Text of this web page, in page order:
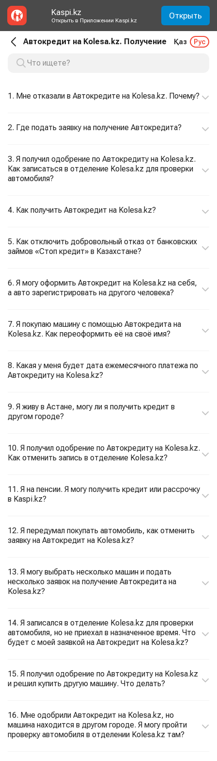
Kaspi.kz
Открыть в Приложении Kaspi.kz Открыть
Автокредит на Kolesa.kz. Получение Қаз Рус
1. Мне отказали в Автокредите на Kolesa.kz. Почему?
2. Где подать заявку на получение Автокредита?
3. Я получил одобрение по Автокредиту на Kolesa.kz.
Как записаться в отделение Kolesa.kz для проверки
автомобиля?
4. Как получить Автокредит на Kolesa.kz?
5. Как отключить добровольный отказ от банковских
займов «Стоп кредит» в Казахстане?
6. Я могу оформить Автокредит на Kolesa.kz на себя,
а авто зарегистрировать на другого человека?
7. Я покупаю машину с помощью Автокредита на
Kolesa.kz. Как переоформить её на своё имя?
8. Какая у меня будет дата ежемесячного платежа по
Автокредиту на Kolesa.kz?
9. Я живу в Астане, могу ли я получить кредит в
другом городе?
10. Я получил одобрение по Автокредиту на Kolesa.kz.
Как отменить запись в отделение Kolesa.kz?
11. Я на пенсии. Я могу получить кредит или рассрочку
в Kaspi.kz?
12. Я передумал покупать автомобиль, как отменить
заявку на Автокредит на Kolesa.kz?
13. Я могу выбрать несколько машин и подать
несколько заявок на получение Автокредита на
Kolesa.kz?
14. Я записался в отделение Kolesa.kz для проверки
автомобиля, но не приехал в назначенное время. Что
будет с моей заявкой на Автокредит на Kolesa.kz?
15. Я получил одобрение по Автокредиту на Kolesa.kz
и решил купить другую машину. Что делать?
16. Мне одобрили Автокредит на Kolesa.kz, но
машина находится в другом городе. Я могу пройти
проверку автомобиля в отделении Kolesa.kz там?